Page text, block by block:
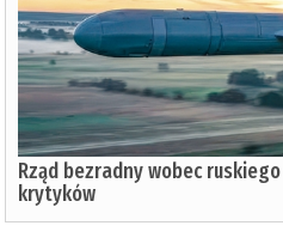
Rząd bezradny wobec
krytyków